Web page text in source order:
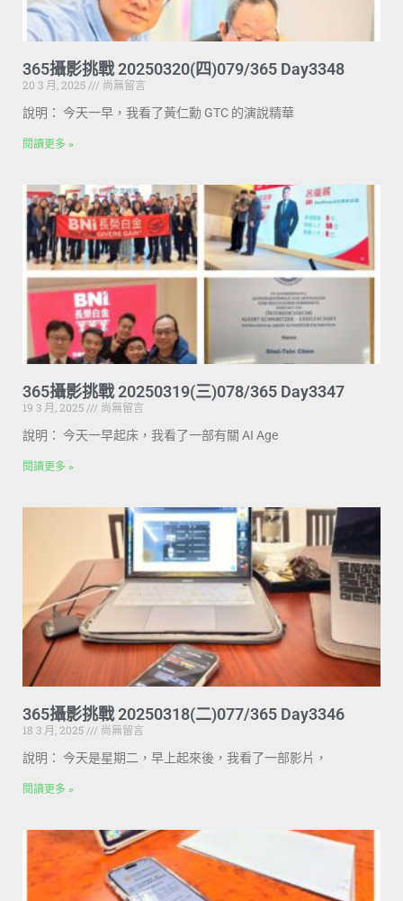
365攝影挑戰 20250320(四)079/365 Day3348
20 3 月, 2025
尚無留言
說明： 今天一早，我看了黃仁勳 GTC 的演說精華
閱讀更多 »
365攝影挑戰 20250319(三)078/365 Day3347
19 3 月, 2025
尚無留言
說明： 今天一早起床，我看了一部有關 AI Age
閱讀更多 »
365攝影挑戰 20250318(二)077/365 Day3346
18 3 月, 2025
尚無留言
說明： 今天是星期二，早上起來後，我看了一部影片，
閱讀更多 »